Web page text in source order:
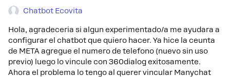
Chatbot Ecovita
Hola, agradeceria si algun experimentado/a me ayudara a
configurar el chatbot que quiero hacer. Ya hice la ceunta
de META agregue el numero de telefono (nuevo sin uso
previo) luego lo vincule con 360dialog exitosamente.
Ahora el problema lo tengo al querer vincular Manychat